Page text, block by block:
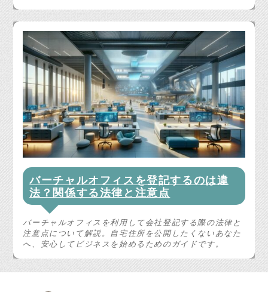
バーチャルオフィスを登記するのは違
法？関係する法律と注意点
バーチャルオフィスを利用して会社登記する際の法律と
注意点について解説。自宅住所を公開したくないあなた
へ、安心してビジネスを始めるためのガイドです。